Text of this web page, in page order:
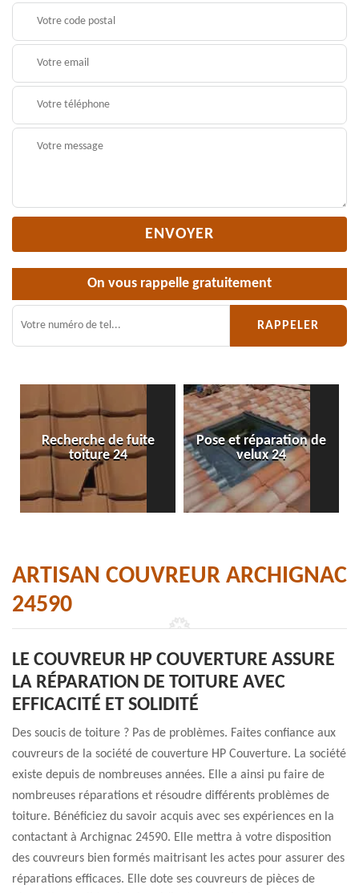
On vous rappelle gratuitement
Recherche de fuite
toiture 24
Pose et réparation de
velux 24
ARTISAN COUVREUR ARCHIGNAC
24590
LE COUVREUR HP COUVERTURE ASSURE
LA RÉPARATION DE TOITURE AVEC
EFFICACITÉ ET SOLIDITÉ
Des soucis de toiture ? Pas de problèmes. Faites confiance aux
couvreurs de la société de couverture HP Couverture. La société
existe depuis de nombreuses années. Elle a ainsi pu faire de
nombreuses réparations et résoudre différents problèmes de
toiture. Bénéficiez du savoir acquis avec ses expériences en la
contactant à Archignac 24590. Elle mettra à votre disposition
des couvreurs bien formés maitrisant les actes pour assurer des
réparations efficaces. Elle dote ses couvreurs de pièces de